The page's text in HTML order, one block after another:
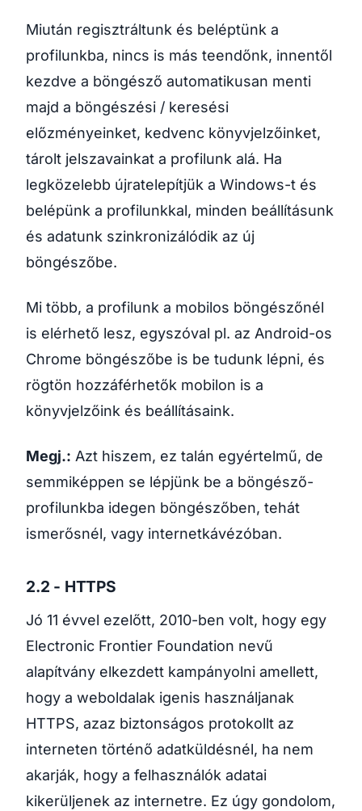
Miután regisztráltunk és beléptünk a
profilunkba, nincs is más teendőnk, innentől
kezdve a böngésző automatikusan menti
majd a böngészési / keresési
előzményeinket, kedvenc könyvjelzőinket,
tárolt jelszavainkat a profilunk alá. Ha
legközelebb újratelepítjük a Windows-t és
belépünk a profilunkkal, minden beállításunk
és adatunk szinkronizálódik az új
böngészőbe.
Mi több, a profilunk a mobilos böngészőnél
is elérhető lesz, egyszóval pl. az Android-os
Chrome böngészőbe is be tudunk lépni, és
rögtön hozzáférhetők mobilon is a
könyvjelzőink és beállításaink.
Megj.: Azt hiszem, ez talán egyértelmű, de
semmiképpen se lépjünk be a böngésző-
profilunkba idegen böngészőben, tehát
ismerősnél, vagy internetkávézóban.
2.2 - HTTPS
Jó 11 évvel ezelőtt, 2010-ben volt, hogy egy
Electronic Frontier Foundation nevű
alapítvány elkezdett kampányolni amellett,
hogy a weboldalak igenis használjanak
HTTPS, azaz biztonságos protokollt az
interneten történő adatküldésnél, ha nem
akarják, hogy a felhasználók adatai
kikerüljenek az internetre. Ez úgy gondolom,